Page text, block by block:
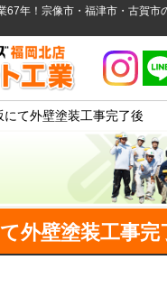
67年！宗像市・福津市・古賀市
にて外壁塗装工事完了後
外壁塗装工事完